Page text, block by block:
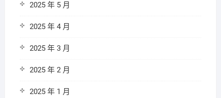
2025 年 5 月
2025 年 4 月
2025 年 3 月
2025 年 2 月
2025 年 1 月